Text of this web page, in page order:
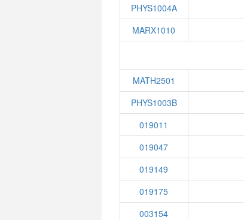
PHYS1004A
MARX1010
MATH2501
PHYS1003B
019011
019047
019149
019175
003154